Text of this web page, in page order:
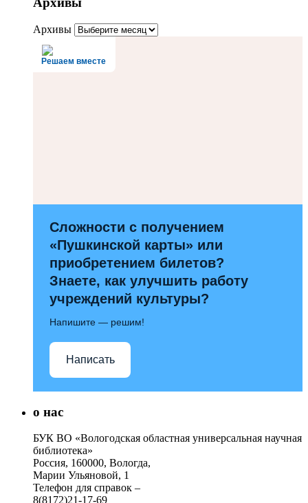
Архивы
Решаем вместе
Сложности с получением
«Пушкинской карты» или
приобретением билетов?
Знаете, как улучшить работу
учреждений культуры?
Напишите — решим!
Написать
о нас
БУК ВО «Вологодская областная универсальная научная
библиотека»
Россия, 160000, Вологда,
Марии Ульяновой, 1
Телефон для справок –
8(8172)21-17-69